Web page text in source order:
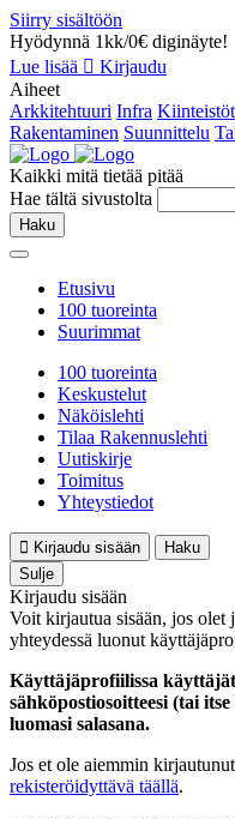
Siirry sisältöön
Hyödynnä 1kk/0€ diginäyte!
Lue lisää
Kirjaudu
Aiheet
Arkkitehtuuri Infra Kiinteistöt
Rakentaminen Suunnittelu
Kaikki mitä tietää pitää
Hae tältä sivustolta
Haku
Etusivu
100 tuoreinta
Suurimmat
100 tuoreinta
Keskustelut
Näköislehti
Tilaa Rakennuslehti
Uutiskirje
Toimitus
Yhteystiedot
Kirjaudu sisään
Haku
Sulje
Kirjaudu sisään
Voit kirjautua sisään, jos olet
yhteydessä luonut
Käyttäjäprofiilissa
sähköpostiosoitteesi (tai
luomasi salasana.
Jos et ole aiemmin
rekisteröidyttävä täällä.